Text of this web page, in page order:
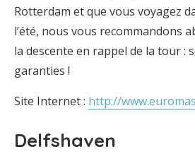
Rotterdam et que vous voyagez
l’été, nous vous recommandons
la descente en rappel de la tour :
garanties !
Site Internet : http://
Delfshaven